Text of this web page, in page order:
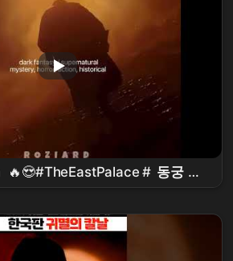
🔥😍#TheEastPalace # 동궁
# 남주혁 #RohYoonSeo # 노윤